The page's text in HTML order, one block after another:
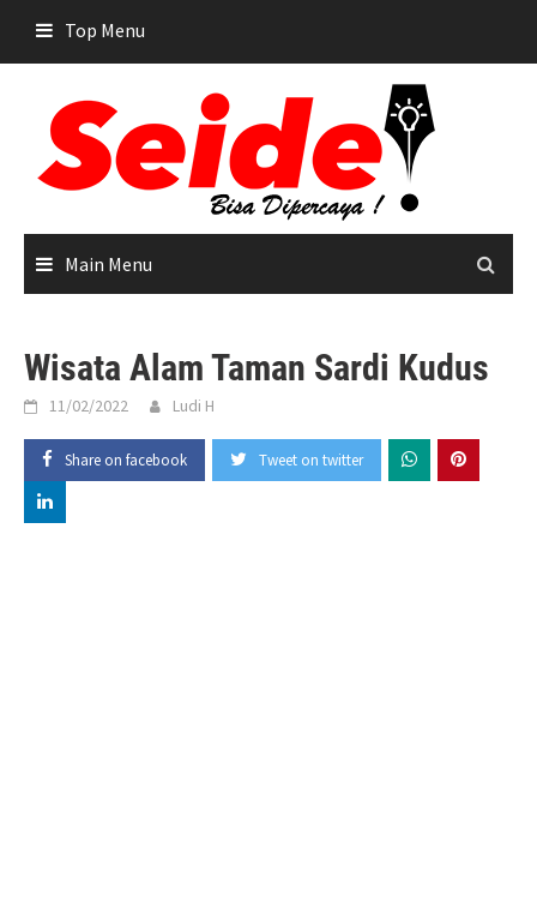
content
Top Menu
Main Menu
Wisata Alam Taman Sardi Kudus
11/02/2022 Ludi H
Share on facebook Tweet on twitter